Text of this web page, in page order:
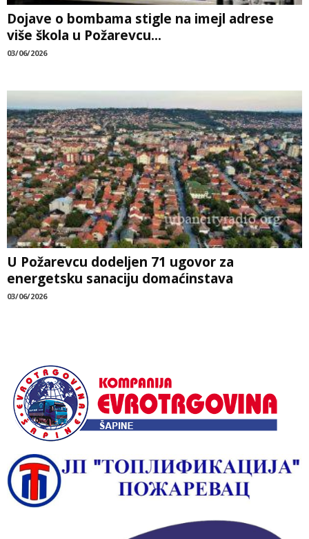
Dojave o bombama stigle na imejl adrese
više škola u Požarevcu...
03/06/2026
U Požarevcu dodeljen 71 ugovor za
energetsku sanaciju domaćinstava
03/06/2026